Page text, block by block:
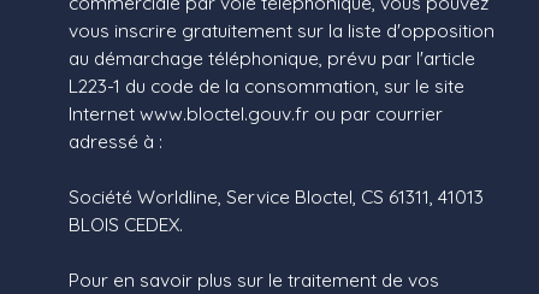
vous inscrire gratuitement sur la liste d'opposition
au démarchage téléphonique, prévu par l'article
L223-1 du code de la consommation, sur le site
Internet www.bloctel.gouv.fr ou par courrier
adressé à :
Société Worldline, Service Bloctel, CS 61311, 41013
BLOIS CEDEX.
Pour en savoir plus sur le traitement de vos